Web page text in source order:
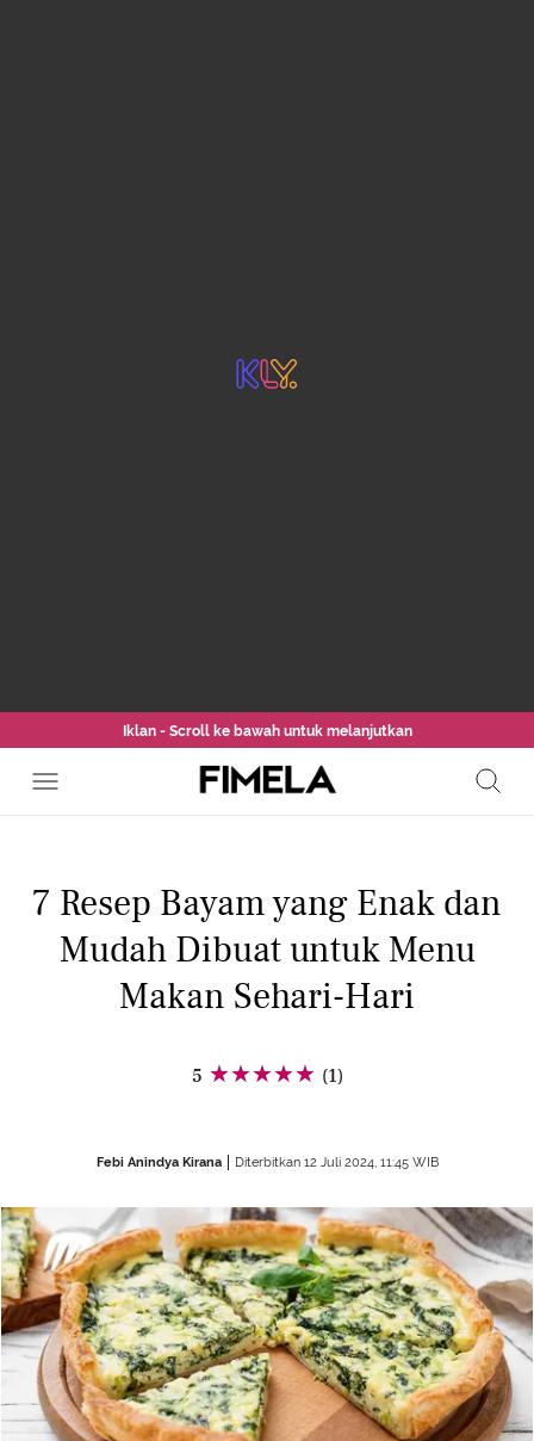
Iklan - Scroll ke bawah untuk melanjutkan
7 Resep Bayam yang Enak dan
Mudah Dibuat untuk Menu
Makan Sehari-Hari
5 (1)
Febi Anindya Kirana Diterbitkan 12 Juli 2024, 11:45 WIB